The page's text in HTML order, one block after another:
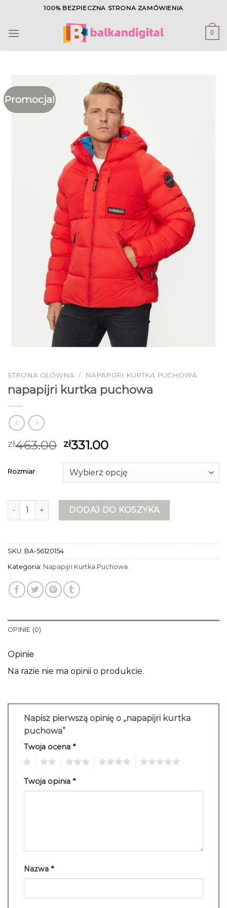
content
100% BEZPIECZNA STRONA ZAMÓWIENIA
0
Promocja!
STRONA GŁÓWNA / NAPAPIJRI KURTKA PUCHOWA
napapijri kurtka puchowa
zł463.00 zł331.00
Rozmiar
ilość napapijri kurtka puchowa
DODAJ DO KOSZYKA
SKU: BA-56120154
Kategoria: Napapijri Kurtka Puchowa
OPINIE (0)
Opinie
Na razie nie ma opinii o produkcie.
Napisz pierwszą opinię o „napapijri kurtka
puchowa”
Twoja ocena *
Twoja opinia *
Nazwa *